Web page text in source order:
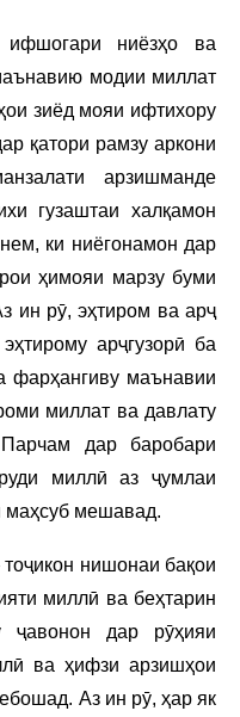
ифшогари ниёзҳо ва
модии миллат
зиёд мояи ифтихору
қатори рамзу аркони
арзишманде
гузаштаи халқамон
ки ниёгонамон дар
ҳимояи марзу буми
ин рӯ, эҳтиром ва арҷ
арҷгузорӣ ба
фарҳангиву маънавии
миллат ва давлату
дар баробари
миллӣ аз ҷумлаи
маҳсуб мешавад.
нишонаи бақои
миллӣ ва беҳтарин
ҷавонон дар рӯҳияи
ва ҳифзи арзишҳои
Аз ин рӯ, ҳар як